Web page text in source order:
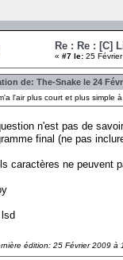
Re : Re : [C]
« #7 le: 25
de: The-Snake le 24
l'air plus court et plus simple
n'est pas de
final (ne pas
caractères ne peuvent
édition: 25 Février 2009 à